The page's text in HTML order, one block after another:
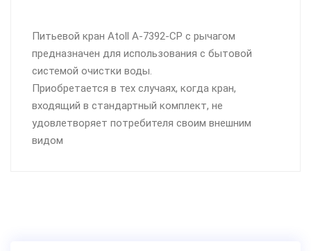
Питьевой кран Atoll A-7392-CP с рычагом
предназначен для использования с бытовой
системой очистки воды.
Приобретается в тех случаях, когда кран,
входящий в стандартный комплект, не
удовлетворяет потребителя своим внешним
видом